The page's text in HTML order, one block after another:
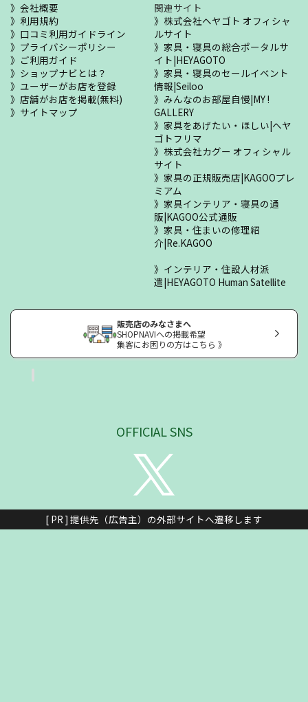
会社概要
利用規約
口コミ利用ガイドライン
プライバシーポリシー
ご利用ガイド
ショップナビとは？
ユーザーがお店を登録
店舗がお店を掲載(無料)
サイトマップ
関連サイト
株式会社ヘヤゴト オフィシャ
ルサイト
家具・寝具の総合ポータルサ
イト|HEYAGOTO
家具・寝具のセールイベント
情報|Seiloo
みんなのお部屋自慢|MY !
GALLERY
家具をあげたい・ほしい|ヘヤ
ゴトフリマ
株式会社カグー オフィシャル
サイト
家具の正規販売店|KAGOOプレ
ミアム
家具インテリア・寝具の通
販|KAGOO公式通販
家具・住まいの修理紹
介|Re.KAGOO
インテリア・住設人材派
遣|HEYAGOTO Human Satellite
販売店のみなさまへ
SHOPNAVIへの掲載希望
集客にお困りの方はこちら 》
OFFICIAL SNS
[ PR ] 提供先（広告主）の外部サイトへ遷移します